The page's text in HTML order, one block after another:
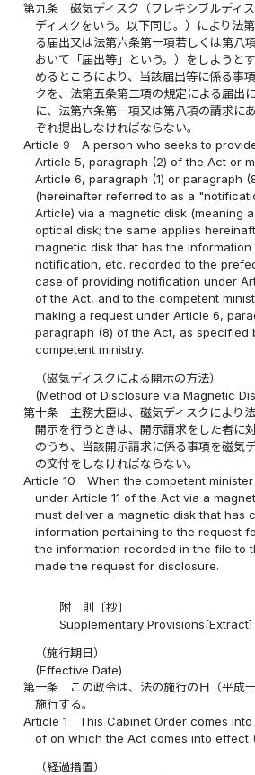
第九条
磁気ディスク（フレキシブルディ
ディスクをいう。以下同じ。）により法
る届出又は法第六条第一項若しくは第八
おいて「届出等」という。）をしようと
めるところにより、当該届出等に係る事
クを、法第五条第二項の規定による届出
に、法第六条第一項又は第八項の請求に
ぞれ提出しなければならない。
Article 9
A person who seeks to
Article 5, paragraph (2) of the Act or
Article 6, paragraph (1) or paragraph
(hereinafter referred to as a
Article) via a magnetic disk (meaning
optical disk; the same applies
magnetic disk that has the
notification, etc. recorded to the
case of providing notification under
of the Act, and to the competent
making a request under Article 6,
paragraph (8) of the Act, as specified
competent ministry.
（磁気ディスクによる開示の方法）
(Method of Disclosure via Magnetic
第十条
主務大臣は、磁気ディスクにより
開示を行うときは、開示請求をした者に
のうち、当該開示請求に係る事項を磁気
の交付をしなければならない。
Article 10
When the competent
under Article 11 of the Act via a
must deliver a magnetic disk that has
information pertaining to the request
the information recorded in the file to
made the request for disclosure.
附 則〔抄〕
Supplementary Provisions[Extract]
（施行期日）
(Effective Date)
第一条
この政令は、法の施行の日（平成
施行する。
Article 1
This Cabinet Order comes
of on which the Act comes into effect
（経過措置）